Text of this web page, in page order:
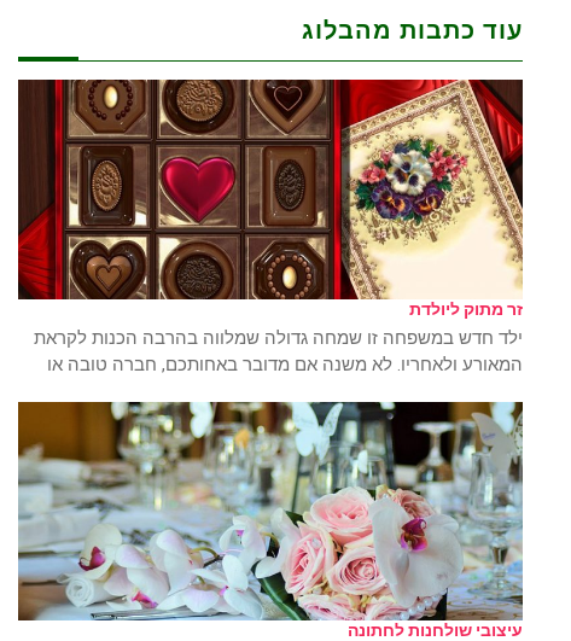
עוד כתבות מהבלוג
זר מתוק ליולדת
ילד חדש במשפחה זו שמחה גדולה שמלווה בהרבה הכנות לקראת
המאורע ולאחריו. לא משנה אם מדובר באחותכם, חברה טובה או
עיצובי שולחנות לחתונה